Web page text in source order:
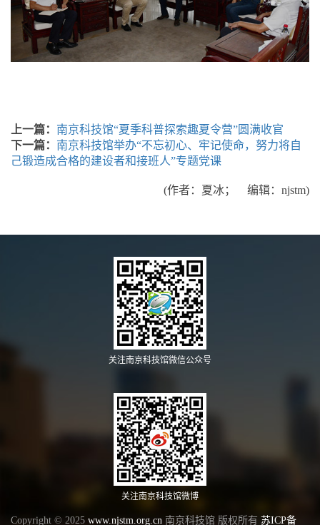
上一篇： 南京科技馆“夏季科普探索趣夏令营”圆满收官
下一篇： 南京科技馆举办“不忘初心、牢记使命，努力将自
己锻造成合格的建设者和接班人”专题党课
(作者：夏冰； 编辑：njstm)
关注南京科技馆微信公众号
关注南京科技馆微博
Copyright © 2025 www.njstm.org.cn 南京科技馆 版权所有 苏ICP备